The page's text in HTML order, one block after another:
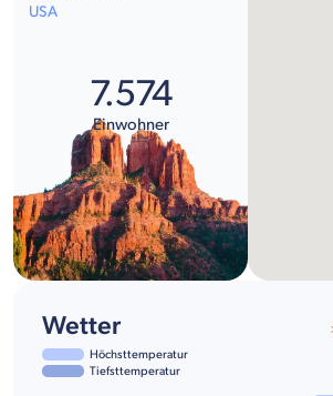
USA
7.574
Einwohner
Wetter
Höchsttemperatur
Tiefsttemperatur